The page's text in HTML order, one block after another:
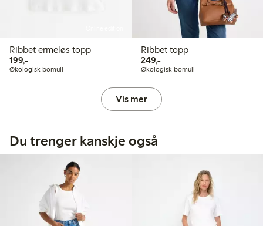
Ribbet ermeløs topp
199,-199,00 kr
Økologisk bomull
Ribbet topp
249,-249,00 kr
Økologisk bomull
Vis mer
Du trenger kanskje også